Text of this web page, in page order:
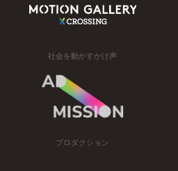
社会を動かすかけ声
プロダクション